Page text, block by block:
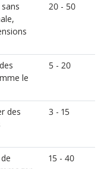
20 - 50
le
5 - 20
des
3 - 15
15 - 40